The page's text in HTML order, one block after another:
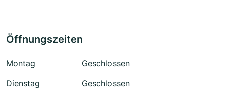
Öffnungszeiten
Montag
Geschlossen
Dienstag
Geschlossen